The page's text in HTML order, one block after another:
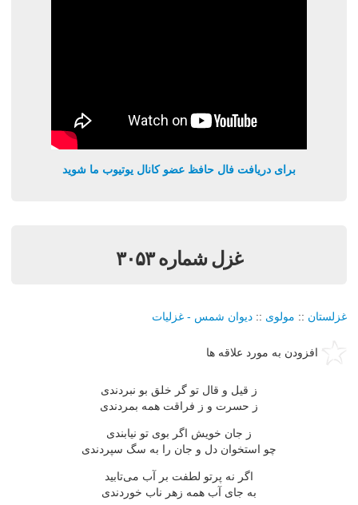
برای دریافت فال حافظ عضو کانال یوتیوب ما شوید
غزل شماره ۳۰۵۳
غزلستان :: مولوی :: دیوان شمس - غزلیات
افزودن به مورد علاقه ها
ز قیل و قال تو گر خلق بو نبردندی
ز حسرت و ز فراقت همه بمردندی
ز جان خویش اگر بوی تو نیابندی
چو استخوان دل و جان را به سگ سپردندی
اگر نه پرتو لطفت بر آب می‌تابید
به جای آب همه زهر ناب خوردندی